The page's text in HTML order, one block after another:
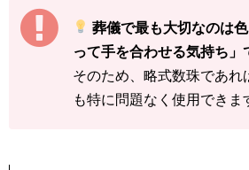
葬儀で最も大切なのは
って手を合わせる気持ち」
そのため、略式数珠であれ
も特に問題なく使用できま